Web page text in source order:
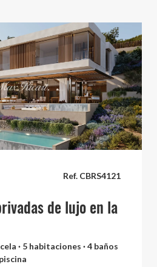
Ref. CBRS4121
de lujo en la
· 5 habitaciones · 4 baños